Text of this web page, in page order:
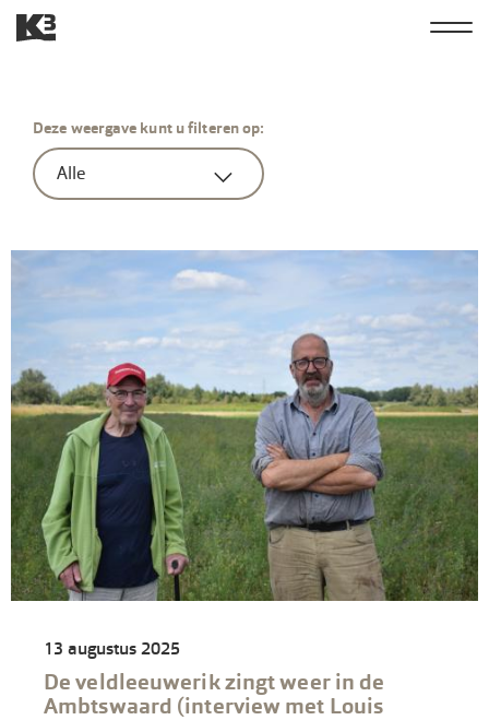
Overslaan
en
inhoud
gaan
Nieuws
Deze weergave kunt u filteren op:
13 augustus 2025
De veldleeuwerik zingt weer in de
Ambtswaard (interview met Louis